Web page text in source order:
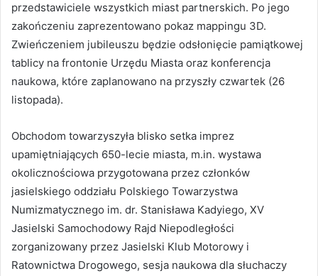
przedstawiciele wszystkich miast partnerskich. Po jego
zakończeniu zaprezentowano pokaz mappingu 3D.
Zwieńczeniem jubileuszu będzie odsłonięcie pamiątkowej
tablicy na frontonie Urzędu Miasta oraz konferencja
naukowa, które zaplanowano na przyszły czwartek (26
listopada).
Obchodom towarzyszyła blisko setka imprez
upamiętniających 650-lecie miasta, m.in. wystawa
okolicznościowa przygotowana przez członków
jasielskiego oddziału Polskiego Towarzystwa
Numizmatycznego im. dr. Stanisława Kadyiego, XV
Jasielski Samochodowy Rajd Niepodległości
zorganizowany przez Jasielski Klub Motorowy i
Ratownictwa Drogowego, sesja naukowa dla słuchaczy